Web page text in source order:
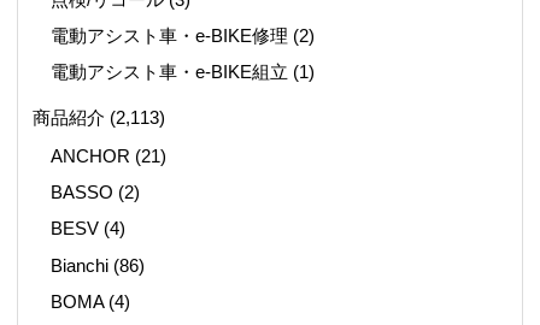
電動アシスト車・e-BIKE修理 (2)
電動アシスト車・e-BIKE組立 (1)
商品紹介 (2,113)
ANCHOR (21)
BASSO (2)
BESV (4)
Bianchi (86)
BOMA(4)